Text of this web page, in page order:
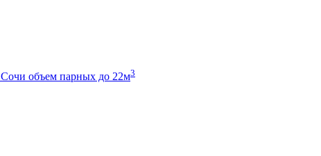
Сочи объем парных до 22м3